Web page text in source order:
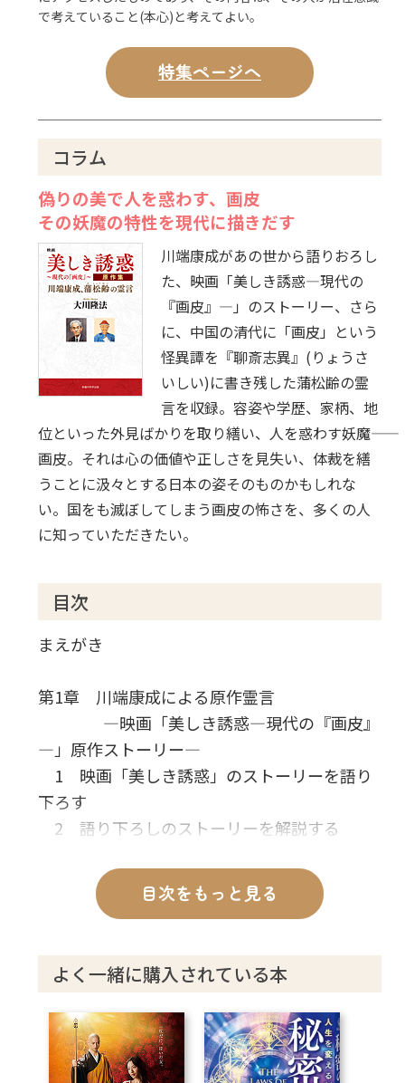
で考えていること(本心)と考えてよい。
特集ページへ
コラム
偽りの美で人を惑わす、画皮
その妖魔の特性を現代に描きだす
川端康成があの世から語りおろし
た、映画「美しき誘惑―現代の
『画皮』―」のストーリー、さら
に、中国の清代に「画皮」という
怪異譚を『聊斎志異』(りょうさ
いしい)に書き残した蒲松齢の霊
言を収録。容姿や学歴、家柄、地
位といった外見ばかりを取り繕い、人を惑わす妖魔――
画皮。それは心の価値や正しさを見失い、体裁を繕
うことに汲々とする日本の姿そのものかもしれな
い。国をも滅ぼしてしまう画皮の怖さを、多くの人
に知っていただきたい。
目次
まえがき
第1章 川端康成による原作霊言
―映画「美しき誘惑―現代の『画皮』
―」原作ストーリー―
1 映画「美しき誘惑」のストーリーを語り
下ろす
2 語り下ろしのストーリーを解説する
第2章 蒲松齢による参考霊言
―「画皮」とはどのような存在か―
について訊く
2 「画皮」をめぐる現代的テーマ
3 「画皮」の映画で描くべきポイント
4 現代の「結婚の条件」について
5 現代の人に気づいてほしいこと
目次をもっと見る
よく一緒に購入されている本